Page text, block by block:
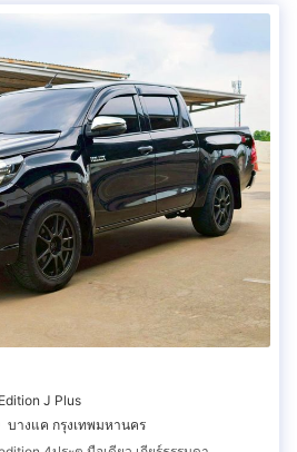
J Plus
บางแค กรุงเทพมหานคร